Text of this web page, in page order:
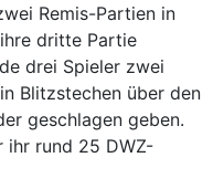
Remis-Partien in
dritte Partie
drei Spieler zwei
Blitzstechen über den
geschlagen geben.
ihr rund 25 DWZ-